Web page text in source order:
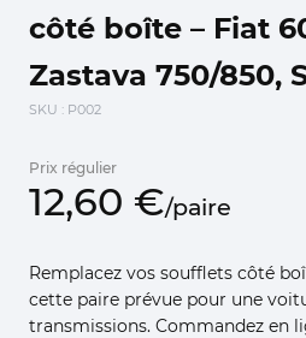
côté boîte – Fiat
Zastava 750/850,
SKU : P002
Prix régulier
12,60 €/paire
Remplacez vos soufflets côté
cette paire prévue pour une
transmissions. Commandez en